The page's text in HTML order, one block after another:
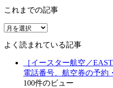
ゴ
リ
ー
これまでの記事
こ
ま
よく読まれている記事
［イースター航空／
電話番号、航空券の予約
100件のビュー